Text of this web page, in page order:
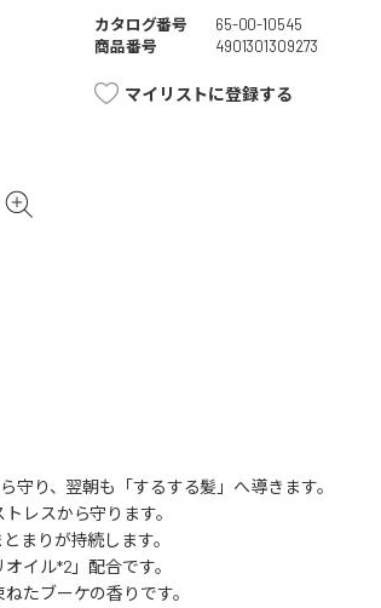
カタログ番号
65-00-10545
商品番号
4901301309273
マイリストに登録する
守り、翌朝も「するする髪」へ導きます。
レスから守ります。
まりが持続します。
イル*2」配合です。
たブーケの香りです。